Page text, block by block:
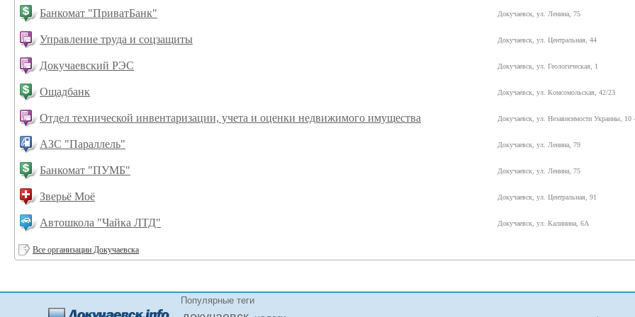
Банкомат "ПриватБанк" Докучаевск, ул. Ленина, 75
Управление труда и соцзащиты Докучаевск, ул. Центральная, 44
Докучаевский РЭС Докучаевск, ул. Геологическая, 1
Ощадбанк Докучаевск, ул. Комсомольская, 42/23
Отдел технической инвентаризации, учета и оценки недвижимого имущества Докучаевск, ул. Независимости Украины, 10
АЗС "Параллель" Докучаевск, ул. Ленина, 79
Банкомат "ПУМБ" Докучаевск, ул. Ленина, 75
Зверьё Моё Докучаевск, ул. Центральная, 91
Автошкола "Чайка ЛТД" Докучаевск, ул. Калинина, 6А
Все организации Докучаевска
Популярные теги